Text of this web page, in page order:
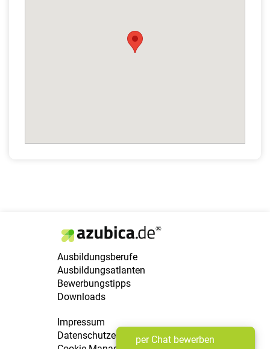
per Chat bewerben
Ausbildungsberufe
Ausbildungsatlanten
Bewerbungstipps
Downloads
Impressum
Datenschutzerklärung